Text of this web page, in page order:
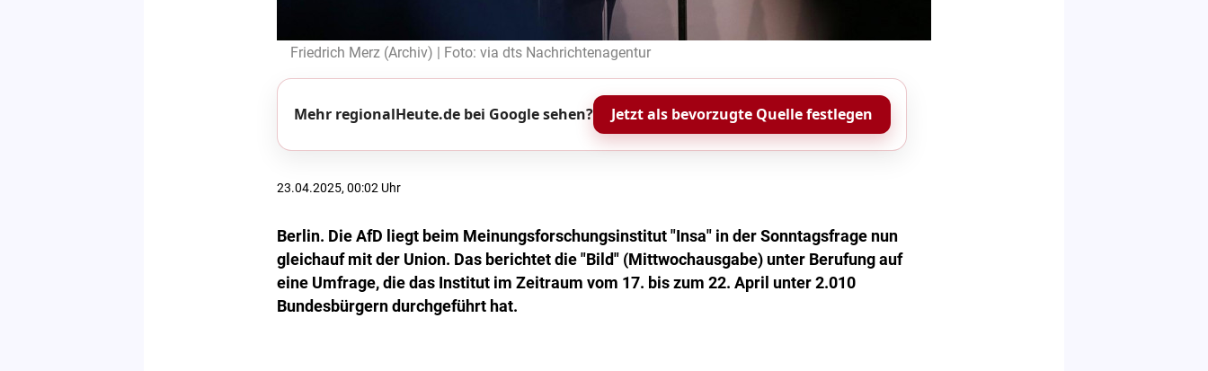
Friedrich Merz (Archiv) | Foto: via dts Nachrichtenagentur
Mehr regionalHeute.de bei Google sehen? Jetzt als bevorzugte Quelle festlegen
23.04.2025, 00:02 Uhr
Berlin. Die AfD liegt beim Meinungsforschungsinstitut "Insa" in der Sonntagsfrage nun
gleichauf mit der Union. Das berichtet die "Bild" (Mittwochausgabe) unter Berufung auf
eine Umfrage, die das Institut im Zeitraum vom 17. bis zum 22. April unter 2.010
Bundesbürgern durchgeführt hat.